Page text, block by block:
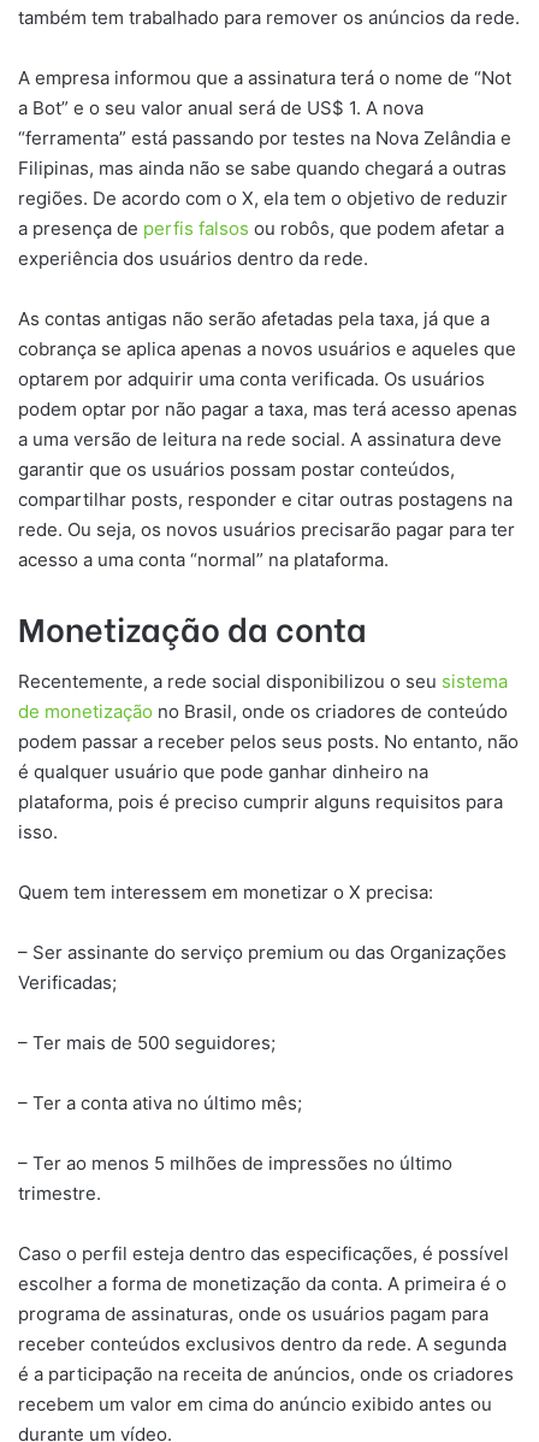
também tem trabalhado para remover os anúncios da rede.
A empresa informou que a assinatura terá o nome de “Not
a Bot” e o seu valor anual será de US$ 1. A nova
“ferramenta” está passando por testes na Nova Zelândia e
Filipinas, mas ainda não se sabe quando chegará a outras
regiões. De acordo com o X, ela tem o objetivo de reduzir
a presença de perfis falsos ou robôs, que podem afetar a
experiência dos usuários dentro da rede.
As contas antigas não serão afetadas pela taxa, já que a
cobrança se aplica apenas a novos usuários e aqueles que
optarem por adquirir uma conta verificada. Os usuários
podem optar por não pagar a taxa, mas terá acesso apenas
a uma versão de leitura na rede social. A assinatura deve
garantir que os usuários possam postar conteúdos,
compartilhar posts, responder e citar outras postagens na
rede. Ou seja, os novos usuários precisarão pagar para ter
acesso a uma conta “normal” na plataforma.
Monetização da conta
Recentemente, a rede social disponibilizou o seu sistema
de monetização no Brasil, onde os criadores de conteúdo
podem passar a receber pelos seus posts. No entanto, não
é qualquer usuário que pode ganhar dinheiro na
plataforma, pois é preciso cumprir alguns requisitos para
isso.
Quem tem interessem em monetizar o X precisa:
– Ser assinante do serviço premium ou das Organizações
Verificadas;
– Ter mais de 500 seguidores;
– Ter a conta ativa no último mês;
– Ter ao menos 5 milhões de impressões no último
trimestre.
Caso o perfil esteja dentro das especificações, é possível
escolher a forma de monetização da conta. A primeira é o
programa de assinaturas, onde os usuários pagam para
receber conteúdos exclusivos dentro da rede. A segunda
é a participação na receita de anúncios, onde os criadores
recebem um valor em cima do anúncio exibido antes ou
durante um vídeo.